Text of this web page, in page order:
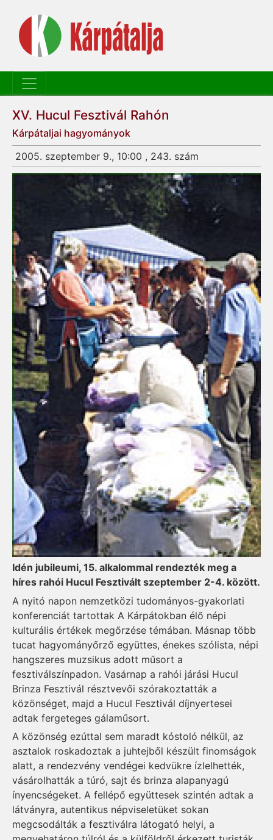
XV. Hucul Fesztivál Rahón
Kárpátaljai hagyományok
2005. szeptember 9., 10:00 , 243. szám
Idén jubileumi, 15. alkalommal rendezték meg a
híres rahói Hucul Fesztivált szeptember 2-4. között.
A nyitó napon nemzetközi tudományos-gyakorlati
konferenciát tartottak A Kárpátokban élő népi
kulturális értékek megőrzése témában. Másnap több
tucat hagyományőrző együttes, énekes szólista, népi
hangszeres muzsikus adott műsort a
fesztiválszínpadon. Vasárnap a rahói járási Hucul
Brinza Fesztivál résztvevői szórakoztatták a
közönséget, majd a Hucul Fesztivál díjnyertesei
adtak fergeteges gálaműsort.
A közönség ezúttal sem maradt kóstoló nélkül, az
asztalok roskadoztak a juhtejből készült finomságok
alatt, a rendezvény vendégei kedvükre ízlelhették,
vásárolhatták a túró, sajt és brinza alapanyagú
ínyencségeket. A fellépő együttesek szintén adtak a
látványra, autentikus népviseletüket sokan
megcsodálták a fesztiválra látogató helyi, a